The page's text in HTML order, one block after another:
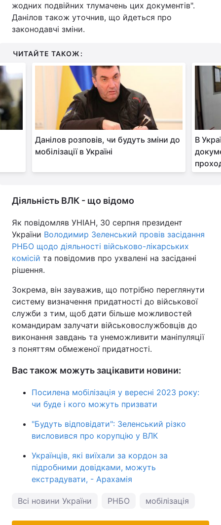
жодних подвійних тлумачень цих документів".
Данілов також уточнив, що йдеться про
законодавчі зміни.
ЧИТАЙТЕ ТАКОЖ:
Данілов розповів, чи будуть зміни до
мобілізації в Україні
В
Діяльність ВЛК - що відомо
Як повідомляв УНІАН, 30 серпня президент
України Володимир Зеленський провів засідання
РНБО щодо діяльності військово-лікарських
комісій та повідомив про ухвалені на засіданні
рішення.
Зокрема, він зауважив, що потрібно переглянути
систему визначення придатності до військової
служби з тим, щоб дати більше можливостей
командирам залучати військовослужбовців до
виконання завдань та унеможливити маніпуляції
з поняттям обмеженої придатності.
Вас також можуть зацікавити новини:
Посилена мобілізація у вересні 2023 року:
чи буде і кого можуть призвати
"Будуть відповідати": Зеленський різко
висловився про корупцію у ВЛК
Українців, які виїхали за кордон за
підробними довідками, можуть
екстрадувати, - Арахамія
Всі новини України РНБО мобілізація